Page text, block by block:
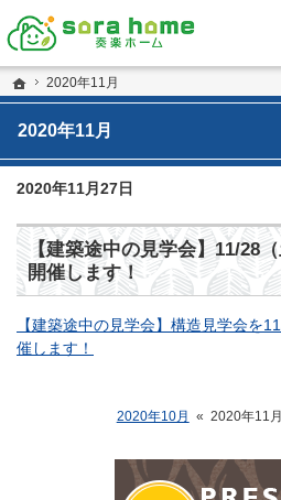
ホーム
2020年11月
2020年11月
静岡・沼津市の新築・注文住宅・新築戸建て
sora home 奏楽ホーム‐静岡・沼津市の新築
2020年11月27日
【建築途中の見学会】11/28
開催します！
【建築途中の見学会】構造見学会を
催します！
2020年10月 « 2020年11月